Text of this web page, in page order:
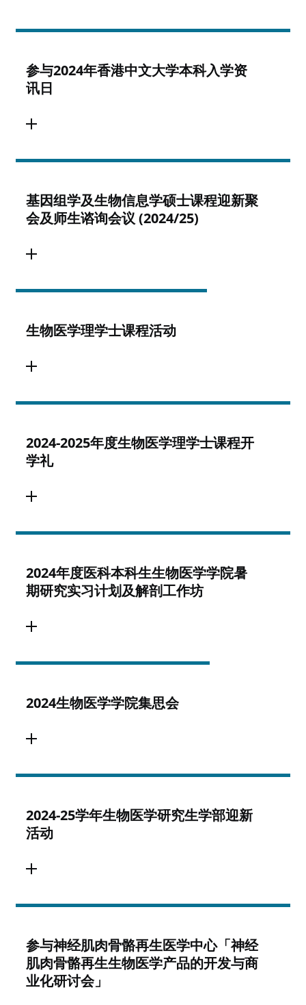
参与2024年香港中文大学本科入学资
讯日
基因组学及生物信息学硕士课程迎新聚
会及师生谘询会议 (2024/25)
生物医学理学士课程活动
2024-2025年度生物医学理学士课程开
学礼
2024年度医科本科生生物医学学院暑
期研究实习计划及解剖工作坊
2024生物医学学院集思会
2024-25学年生物医学研究生学部迎新
活动
参与神经肌肉骨骼再生医学中心「神经
肌肉骨骼再生生物医学产品的开发与商
业化研讨会」